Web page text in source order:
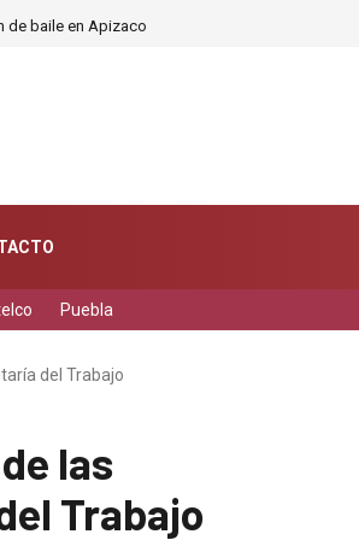
de baile en Apizaco
Puebla
del Trabajo
las
Trabajo